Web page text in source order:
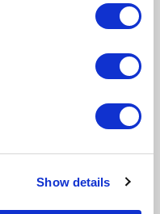
Show details
pracę